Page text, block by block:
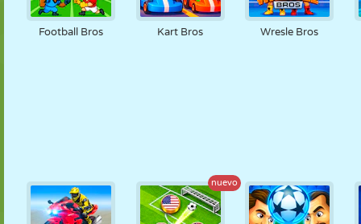
Football Bros Kart Bros Wresle Bros
nuevo